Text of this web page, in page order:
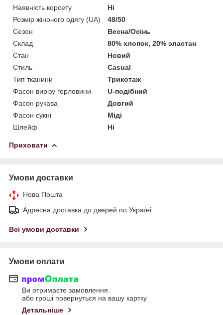
Наявність корсету
Ні
Розмір жіночого одягу (UA)
48/50
Сезон
Весна/Осінь
Склад
80% хлопок, 20% эластан
Стан
Новий
Стиль
Casual
Тип тканини
Трикотаж
Фасон вирізу горловини
U-подібний
Фасон рукава
Довгий
Фасон сукні
Міді
Шлейф
Ні
Приховати
Умови доставки
Нова Пошта
Адресна доставка до дверей по Україні
Всі умови доставки
Умови оплати
Ви отримаєте замовлення
або гроші повернуться на вашу картку
Детальніше